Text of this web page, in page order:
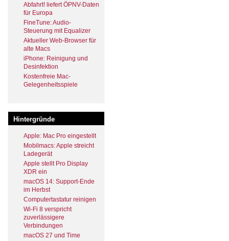
Abfahrt! liefert ÖPNV-Daten
für Europa
FineTune: Audio-
Steuerung mit Equalizer
Aktueller Web-Browser für
alte Macs
iPhone: Reinigung und
Desinfektion
Kostenfreie Mac-
Gelegenheitsspiele
Hintergründe
Apple: Mac Pro eingestellt
Mobilmacs: Apple streicht
Ladegerät
Apple stellt Pro Display
XDR ein
macOS 14: Support-Ende
im Herbst
Computertastatur reinigen
Wi-Fi 8 verspricht
zuverlässigere
Verbindungen
macOS 27 und Time